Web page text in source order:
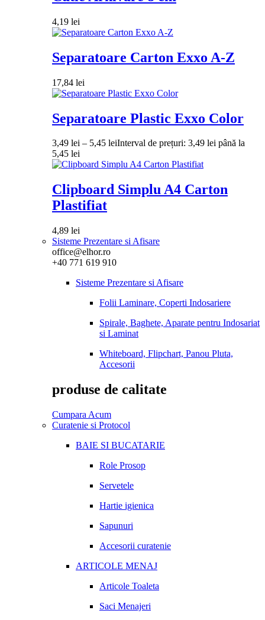
4,19 lei
Separatoare Carton Exxo A-Z
17,84 lei
Separatoare Plastic Exxo Color
3,49 lei – 5,45 leiInterval de prețuri: 3,49 lei până la
5,45 lei
Clipboard Simplu A4 Carton
Plastifiat
4,89 lei
Sisteme Prezentare si Afisare
office@elhor.ro
+40 771 619 910
Sisteme Prezentare si Afisare
Folii Laminare, Coperti Indosariere
Spirale, Baghete, Aparate pentru Indosariat
si Laminat
Whiteboard, Flipchart, Panou Pluta,
Accesorii
produse de calitate
Cumpara Acum
Curatenie si Protocol
BAIE SI BUCATARIE
Role Prosop
Servetele
Hartie igienica
Sapunuri
Accesorii curatenie
ARTICOLE MENAJ
Articole Toaleta
Saci Menajeri